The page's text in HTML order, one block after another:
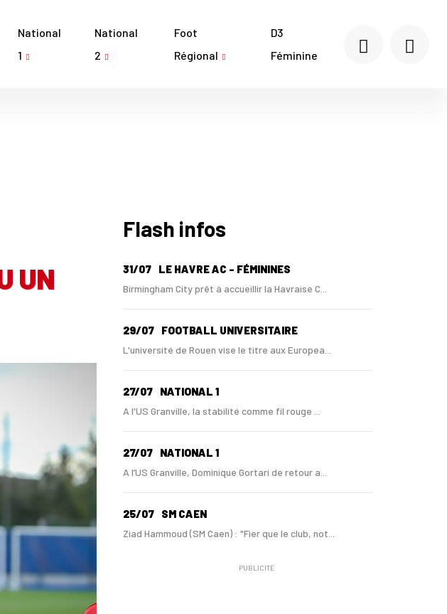
National
1
National
2
Foot
Régional
D3
Féminine
UN
Flash infos
31/07 LE HAVRE AC - FÉMININES
Birmingham City prêt à accueillir la Havraise C...
29/07 FOOTBALL UNIVERSITAIRE
L'université de Rouen vise le titre aux Europea...
27/07 NATIONAL 1
A l'US Granville, la stabilité comme fil rouge ...
27/07 NATIONAL 1
A l’US Granville, Dominique Gortari de retour a...
25/07 SM CAEN
Ziad Hammoud (SM Caen) : "Fier que le club, not...
SM CAEN - MERCATO
PUBLICITÉ